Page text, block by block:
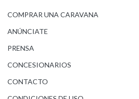
COMPRAR UNA CARAVANA
ANÚNCIATE
PRENSA
CONCESIONARIOS
CONTACTO